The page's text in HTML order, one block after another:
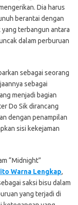
Dia harus
berantai dengan
terbangun antara
dalam perburuan
sebagai seorang
sebagai
menjadi bagian
Do Sik dirancang
dengan penampilan
sisi kekejaman
“Midnight”
Warna Lengkap,
saksi bisu dalam
yang terjadi di